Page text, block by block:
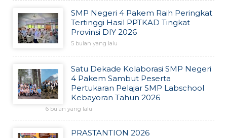
SMP Negeri 4 Pakem Raih Peringkat
Tertinggi Hasil PPTKAD Tingkat
Provinsi DIY 2026
5 bulan yang lalu
Satu Dekade Kolaborasi SMP Negeri
4 Pakem Sambut Peserta
Pertukaran Pelajar SMP Labschool
Kebayoran Tahun 2026
6 bulan yang lalu
PRASTANTION 2026